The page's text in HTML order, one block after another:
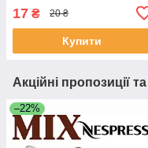
17 ₴ 20 ₴
Купити
Акційні пропозиції
–22%